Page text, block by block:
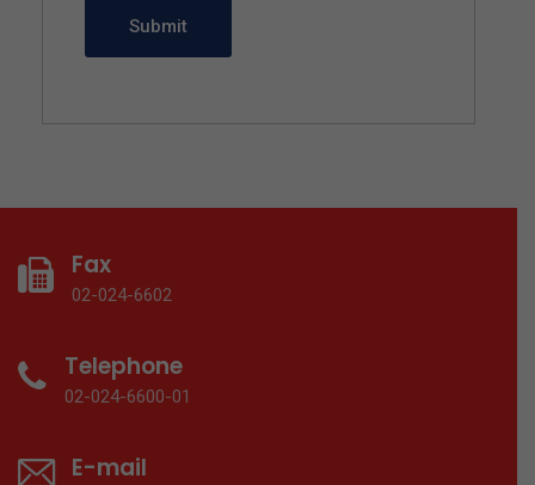
Fax
02-024-6602
Telephone
02-024-6600-01
E-mail